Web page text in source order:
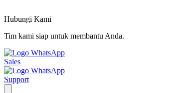
Hubungi Kami
Tim kami siap untuk membantu Anda.
Sales
Support